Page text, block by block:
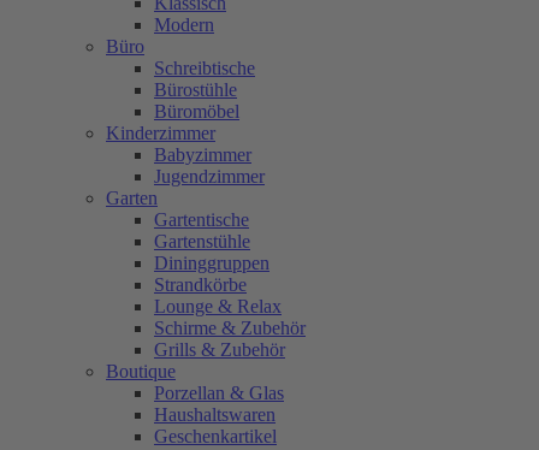
Modern
Büro
Schreibtische
Bürostühle
Büromöbel
Kinderzimmer
Babyzimmer
Jugendzimmer
Garten
Gartentische
Gartenstühle
Dininggruppen
Strandkörbe
Lounge & Relax
Schirme & Zubehör
Grills & Zubehör
Boutique
Porzellan & Glas
Haushaltswaren
Geschenkartikel